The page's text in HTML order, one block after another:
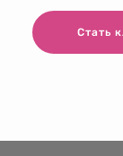
Стать